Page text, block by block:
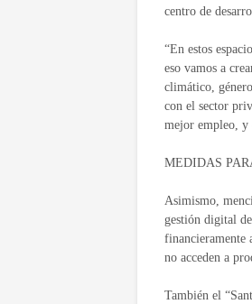
centro de
“En estos
eso vamos a
climático,
con el sector
mejor empleo, y
MEDIDAS
Asimismo,
gestión digital
financieramente
no acceden a
También el